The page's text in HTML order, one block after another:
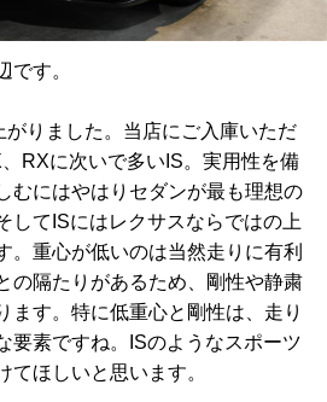
です。
がりました。当店にご入庫いただ
RXに次いで多いIS。実用性を備
むにはやはりセダンが最も理想の
してISにはレクサスならではの上
。重心が低いのは当然走りに有利
の隔たりがあるため、剛性や静粛
ます。特に低重心と剛性は、走り
要素ですね。ISのようなスポーツ
てほしいと思います。